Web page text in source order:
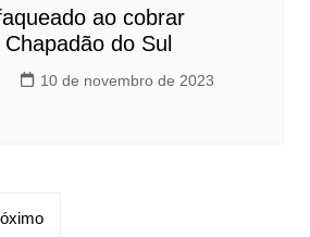
ao cobrar
do Sul
10 de novembro de 2023